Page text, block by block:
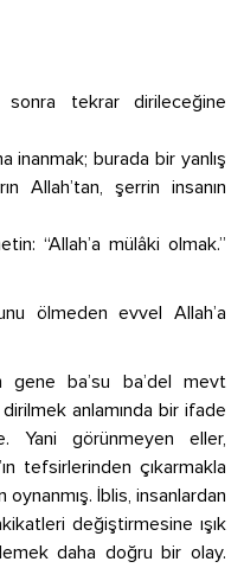
sonra tekrar dirileceğine
inanmak; burada bir yanlış
Allah’tan, şerrin insanın
“Allah’a mülâki olmak.”
ölmeden evvel Allah’a
gene ba’su ba’del mevt
anlamında bir ifade
Yani görünmeyen eller,
tefsirlerinden çıkarmakla
oynanmış. İblis, insanlardan
değiştirmesine ışık
daha doğru bir olay.